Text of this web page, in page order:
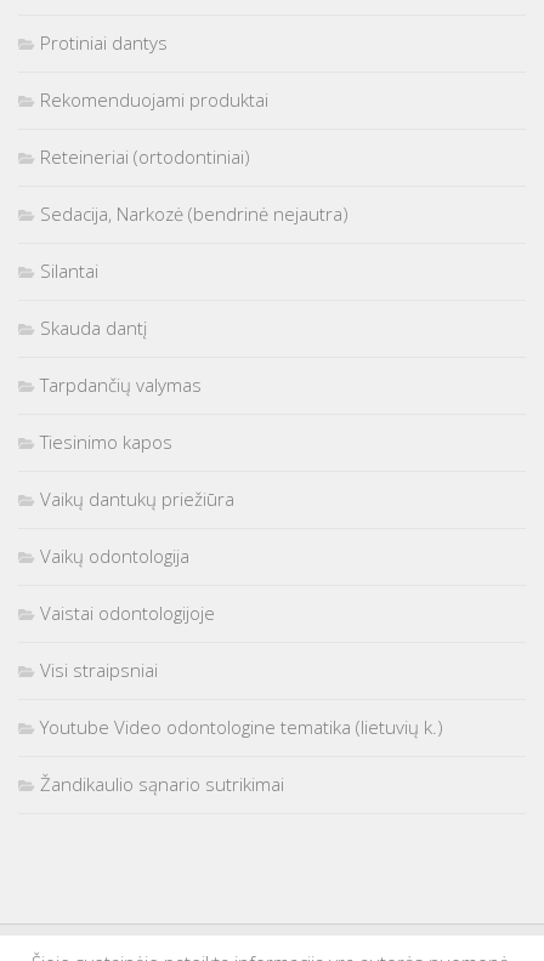
Protiniai dantys
Rekomenduojami produktai
Reteineriai (ortodontiniai)
Sedacija, Narkozė (bendrinė nejautra)
Silantai
Skauda dantį
Tarpdančių valymas
Tiesinimo kapos
Vaikų dantukų priežiūra
Vaikų odontologija
Vaistai odontologijoje
Visi straipsniai
Youtube Video odontologine tematika (lietuvių k.)
Žandikaulio sąnario sutrikimai